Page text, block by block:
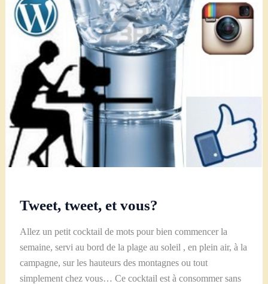
Tweet, tweet, et vous?
Allez un petit cocktail de mots pour bien commencer la
semaine, servi au bord de la plage au soleil , en plein air, à la
campagne, sur les hauteurs des montagnes ou tout
simplement chez vous… Ce cocktail est à consommer sans